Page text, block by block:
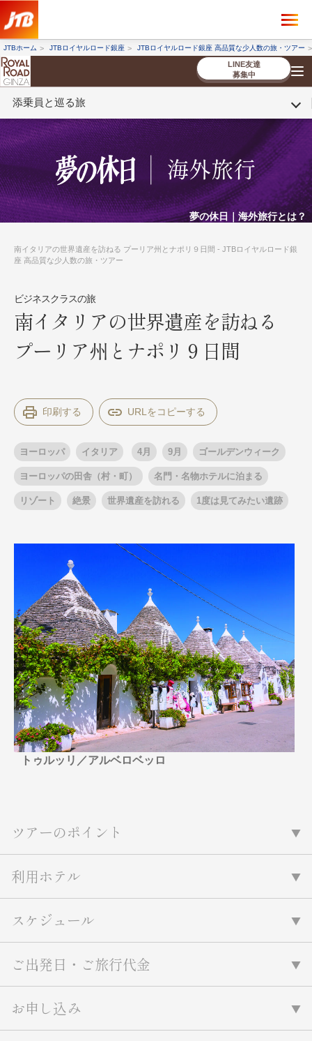
JTBホーム JTBロイヤルロード銀座 JTBロイヤルロード銀座 高品質な少人数の旅・ツアー
LINE友達
募集中
添乗員と巡る旅
TOPNEW 厳選ツアー
ツアーを探す
海外ツアー
国内ツアー
特集
スタッフブログ
デジタルパンフレット
お客様へのご案内
コンシェルジ
ュ紹介
お申し込み
の流れ
法人企業・自治体のみ
なさまへ
条件から探す
条件から探す
キーワード
6月
7月 8月
9月
ゴールデンウィーク
お盆・夏休み
年末年始
ブランド
夢の休日 | 海外旅行
目的・テーマから探す
美術鑑賞
ヨーロッパの田舎（村・町）
名門・名物ホテルに泊まる
特別企画
グルメ
リゾート
一都市滞在
お祭り・イベント
絶景
日系航空会社で行く
世界遺産を訪れる
1度は見てみたい遺跡
野生動物に出合う
ハイキング・トレッキング
航空）
条件から探す
条件から探す
キーワード
9月
10月 11月
12月
ブランド
夢の休日 煌
夢の休日 国内旅行
四季彩紀行
紅葉
花火
祭り
季節の風景
特別企画
ラグジュアリーバスでめぐる
ガンツウ
ななつ星in九州
TWILIGHT EXPRESS 瑞風
美食・旬の味覚を味わう
アドベンチャーツーリズム・ウォー
キング
観光列車
島旅
芸術鑑賞（美術、音楽）・講師同行
の旅
夢の休日｜海外旅行とは？
南イタリアの世界遺産を訪ねる プーリア州とナポリ９日間 - JTBロイヤルロード銀
座 高品質な少人数の旅・ツアー
ビジネスクラスの旅
南イタリアの世界遺産を訪ねる
プーリア州とナポリ９日間
印刷する
ヨーロッパ イタリア 4月 9月 ゴールデンウィーク
ヨーロッパの田舎（村・町） 名門・名物ホテルに泊まる
リゾート 絶景 世界遺産を訪れる 1度は見てみたい遺跡
トゥルッリ／アルベロベッロ
ツアーのポイント
利用ホテル
スケジュール
ご出発日・ご旅行代金
お申し込み
ツアーを探す ×
海外ツアー 国内ツアー